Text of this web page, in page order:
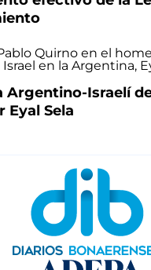
Argentino-Israelí
Eyal Sela